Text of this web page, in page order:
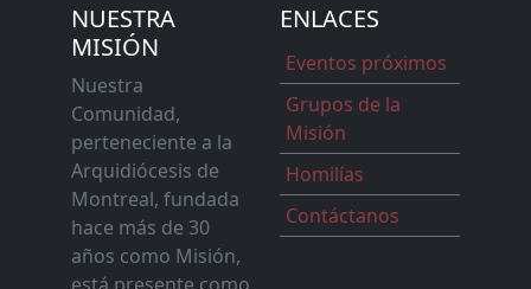
NUESTRA
MISIÓN
Nuestra
Comunidad,
perteneciente a la
Arquidiócesis de
Montreal, fundada
hace más de 30
años como Misión,
está presente como
ENLACES
Eventos próximos
Grupos de la
Misión
Homilías
Contáctanos